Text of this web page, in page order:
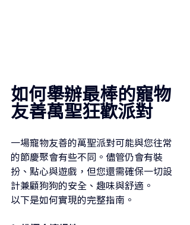
如何舉辦最棒的寵物
友善萬聖狂歡派對
一場寵物友善的萬聖派對可能與您往常
的節慶聚會有些不同。儘管仍會有裝
扮、點心與遊戲，但您還需確保一切設
計兼顧狗狗的安全、趣味與舒適。
以下是如何實現的完整指南。